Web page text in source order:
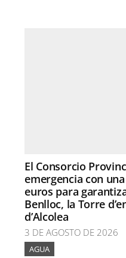
El Consorcio
emergencia con
euros para
Benlloc, la Torre
d’Alcolea
3 DE AGOSTO DE 2026
AGUA